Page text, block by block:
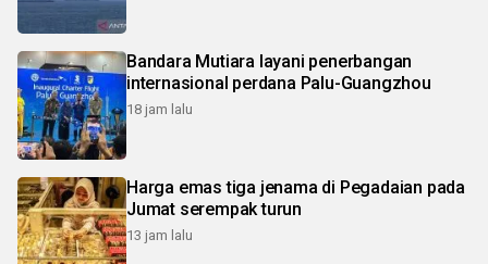
Bandara Mutiara layani penerbangan
internasional perdana Palu-Guangzhou
18 jam lalu
Harga emas tiga jenama di Pegadaian pada
Jumat serempak turun
13 jam lalu